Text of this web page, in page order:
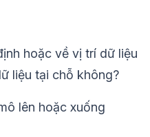
hoặc về vị trí dữ liệu
liệu tại chỗ không?
lên hoặc xuống